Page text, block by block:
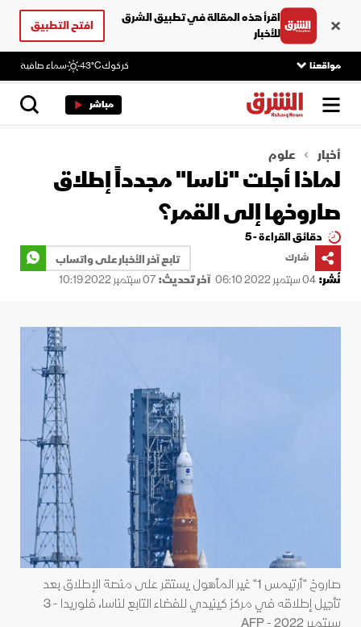
اقرأ هذه المقالة في تطبيق الشرق
للأخبار
افتح التطبيق
مواقعنا كركوك43°C سماء صافية
مباشر
أخبار علوم
لماذا أجلت "ناسا" مجدداً إطلاق
صاروخها إلى القمر؟
دقائق القراءة - 5
شارك
تابع آخر الأخبار على واتساب
نُشر:04 سبتمبر 2022 06:10 آخر تحديث:07 سبتمبر 2022 10:19
صاروخ "أرتيمس 1" غير المأهول يستقر على منصة الإطلاق بعد
تأجيل إطلاقه في مركز كينيدي للفضاء التابع لناسا، فلوريدا - 3
سبتمبر 2022 - AFP